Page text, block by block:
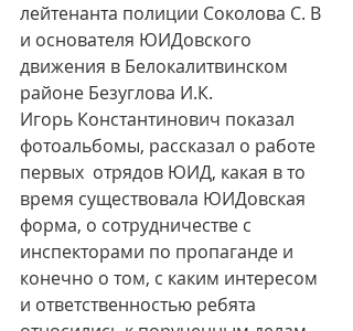
лейтенанта полиции Соколова С. В
и основателя ЮИДовского
движения в Белокалитвинском
районе Безуглова И.К.
Игорь Константинович показал
фотоальбомы, рассказал о работе
первых  отрядов ЮИД, какая в то
время существовала ЮИДовская
форма, о сотрудничестве с
инспекторами по пропаганде и
конечно о том, с каким интересом
и ответственностью ребята